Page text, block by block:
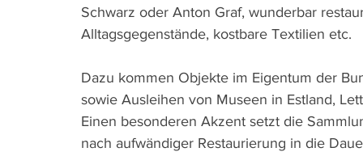
Schwarz oder Anton Graf, wunderbar
Alltagsgegenstände, kostbare Textilien etc.
Dazu kommen Objekte im Eigentum der
sowie Ausleihen von Museen in Estland,
Einen besonderen Akzent setzt die
nach aufwändiger Restaurierung in die